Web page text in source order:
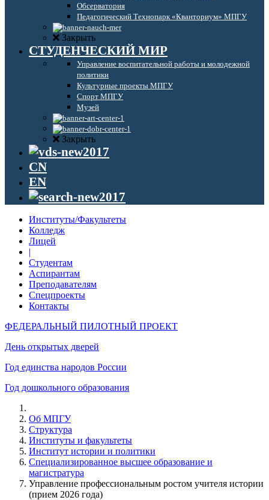
Обсерватория
Педагогический Технопарк «Кванториум» МПГУ
Закрыть
СТУДЕНЧЕСКИЙ МИР
Управление воспитательной работы и молодежной
политики
Культурные проекты МПГУ
Спорт МПГУ
Музей
Закрыть
CN
EN
Институты/Факультеты
Колледж
Лицей
|
Студентам
Аспирантам
Преподавателям
Спецпроекты
Контакты
ФЕДЕРАЛЬНЫЙ ПИЛОТНЫЙ ПРОЕКТ
День открытых дверей
Год единства народов России
Год дошкольного образования
Об МПГУ
Структура
Институты и факультеты
Институт истории и политики
Специализированное высшее образование и
магистратура
Управление профессиональным ростом учителя истории
(прием 2026 года)